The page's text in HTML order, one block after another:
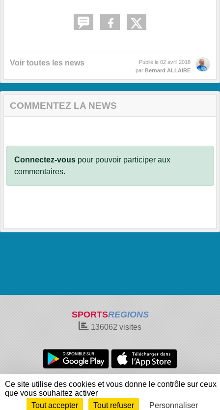
Voir toutes les news Publié le 02 avril 2018
par Bernard ALLAIRE
COMMENTEZ LA NEWS
Connectez-vous pour pouvoir participer aux
commentaires.
SPORTSREGIONS
136062 visites
Charte cookies
Gestion des cookies
Informations légales
Signaler un contenu inapproprié
Envie de participer ?
Connexion
Ce site utilise des cookies et vous donne le contrôle sur ceux
que vous souhaitez activer
Tout accepter
Tout refuser Personnaliser